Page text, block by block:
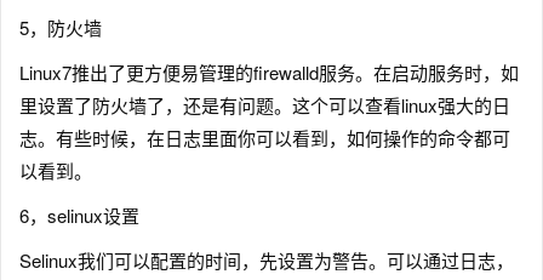
5，防火墙
Linux7推出了更方便易管理的firewalld服务。在启动服务时，如
里设置了防火墙了，还是有问题。这个可以查看linux强大的日
志。有些时候，在日志里面你可以看到，如何操作的命令都可
以看到。
6，selinux设置
Selinux我们可以配置的时间，先设置为警告。可以通过日志，